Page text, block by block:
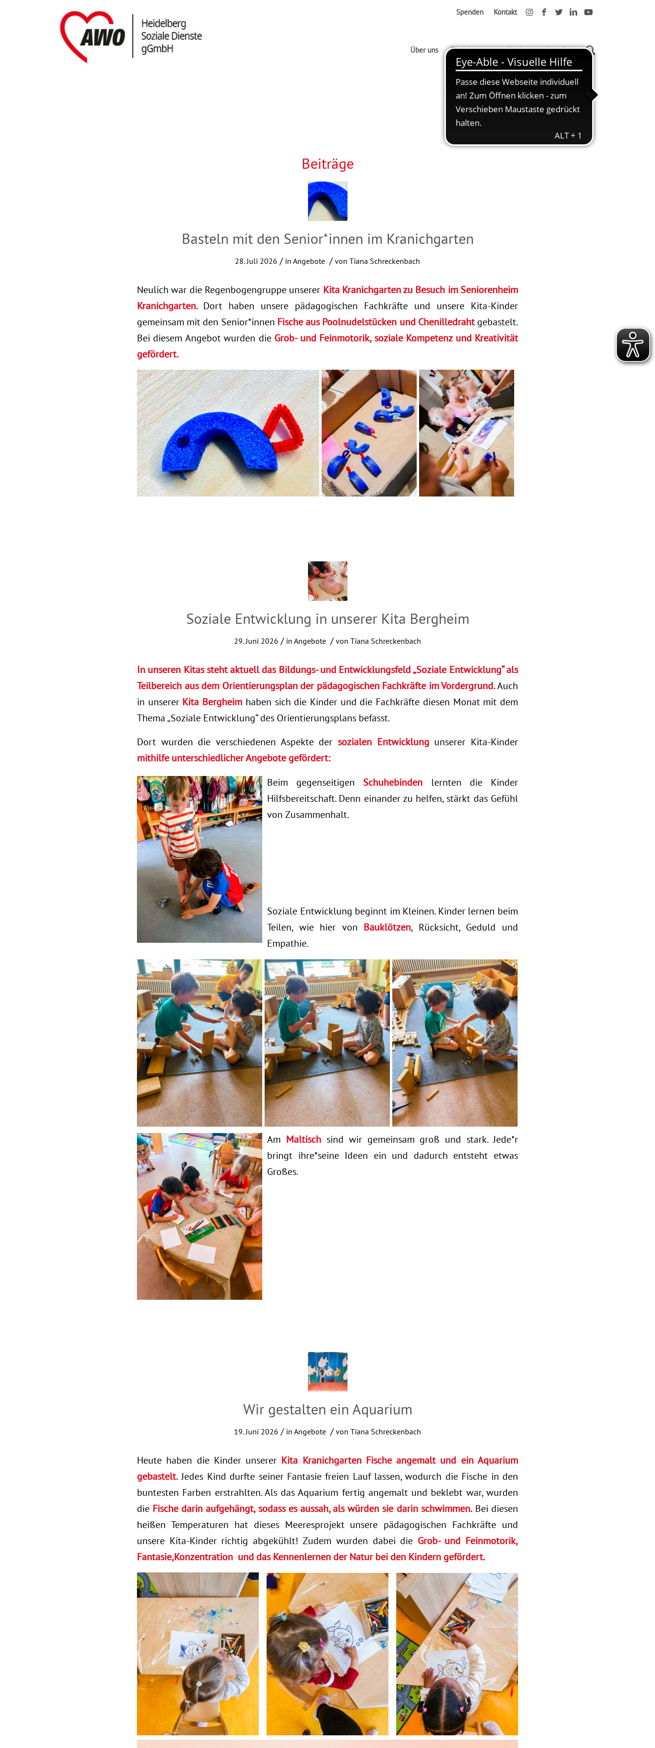
Spenden Kontakt
Über uns Einrichtungen Karriere Aktuelles
Startseite Kreativ
Beiträge
Basteln mit den Senior*innen im Kranichgarten
28. Juli 2026 / in Angebote / von Tiana Schreckenbach
Neulich war die Regenbogengruppe unserer Kita Kranichgarten zu Besuch im Seniorenheim
Kranichgarten. Dort haben unsere pädagogischen Fachkräfte und unsere Kita-Kinder
gemeinsam mit den Senior*innen Fische aus Poolnudelstücken und Chenilledrahtgebastelt.
Bei diesem Angebot wurden die Grob- und Feinmotorik, soziale Kompetenz und Kreativität
gefördert.
Soziale Entwicklung in unserer Kita Bergheim
29. Juni 2026 / in Angebote / von Tiana Schreckenbach
In unseren Kitas steht aktuell das Bildungs- und Entwicklungsfeld „Soziale Entwicklung“ als
Teilbereich aus dem Orientierungsplan der pädagogischen Fachkräfte im Vordergrund.Auch
in unserer Kita Bergheim haben sich die Kinder und die Fachkräfte diesen Monat mit dem
Thema „Soziale Entwicklung“ des Orientierungsplans befasst.
Dort wurden die verschiedenen Aspekte der sozialen Entwicklung unserer Kita-Kinder
mithilfe unterschiedlicher Angebote gefördert:
Beim gegenseitigen Schuhebinden lernten die Kinder
Hilfsbereitschaft. Denn einander zu helfen, stärkt das Gefühl
von Zusammenhalt.
Soziale Entwicklung beginnt im Kleinen. Kinder lernen beim
Teilen, wie hier von Bauklötzen, Rücksicht, Geduld und
Empathie.
Am Maltischsind wir gemeinsam groß und stark. Jede*r
bringt ihre*seine Ideen ein und dadurch entsteht etwas
Großes.
Wir gestalten ein Aquarium
19. Juni 2026 / in Angebote / von Tiana Schreckenbach
Heute haben die Kinder unserer Kita Kranichgarten Fische angemalt und ein Aquarium
gebastelt. Jedes Kind durfte seiner Fantasie freien Lauf lassen, wodurch die Fische in den
buntesten Farben erstrahlten. Als das Aquarium fertig angemalt und beklebt war, wurden
die Fische darin aufgehängt, sodass es aussah, als würden sie darin schwimmen.Bei diesen
heißen Temperaturen hat dieses Meeresprojekt unsere pädagogischen Fachkräfte und
unsere Kita-Kinder richtig abgekühlt! Zudem wurden dabei die Grob- und Feinmotorik,
Fantasie,Konzentration und das Kennenlernen der Natur bei den Kindern gefördert.